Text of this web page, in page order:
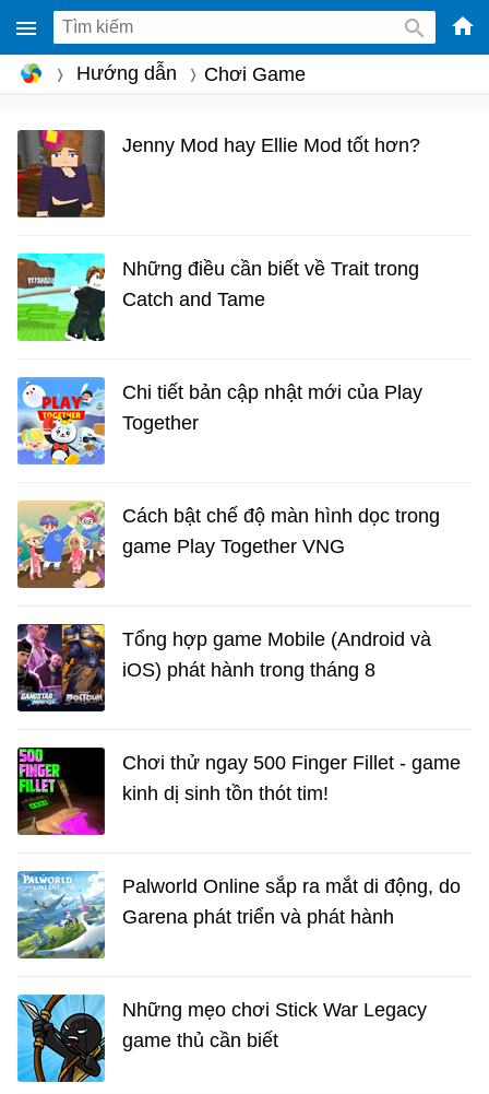
-
Hướng dẫn Chơi Game
Jenny Mod hay Ellie Mod tốt hơn?
Những điều cần biết về Trait trong
Catch and Tame
Chi tiết bản cập nhật mới của Play
Together
Cách bật chế độ màn hình dọc trong
game Play Together VNG
Tổng hợp game Mobile (Android và
iOS) phát hành trong tháng 8
Chơi thử ngay 500 Finger Fillet - game
kinh dị sinh tồn thót tim!
Palworld Online sắp ra mắt di động, do
Garena phát triển và phát hành
Những mẹo chơi Stick War Legacy
game thủ cần biết